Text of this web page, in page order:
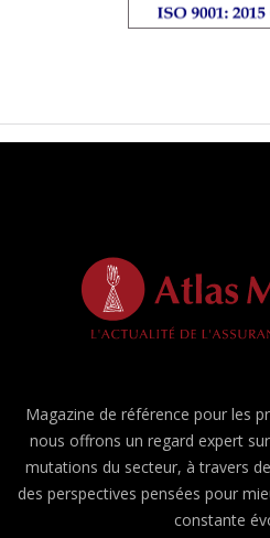
Magazine de référence pour les
nous offrons un regard expert
mutations du secteur, à travers
des perspectives pensées pour
constante